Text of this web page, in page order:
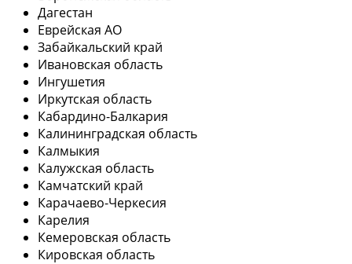
Дагестан
Еврейская АО
Забайкальский край
Ивановская область
Ингушетия
Иркутская область
Кабардино-Балкария
Калининградская область
Калмыкия
Калужская область
Камчатский край
Карачаево-Черкесия
Карелия
Кемеровская область
Кировская область